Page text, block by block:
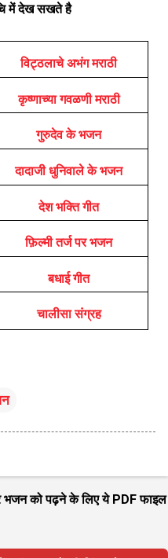
में देख सखते है
विट्ठलाचे अभंग मराठी
कृष्णाच्या गवळणी मराठी
गुरुदेव के भजन
दादाजी धुनिवाले के भजन
देश भक्ति गीत
फ़िल्मी तर्ज पर भजन
बधाई गीत
चालीसा संग्रह
भजन को पढ़ने के लिए ये PDF फाइल